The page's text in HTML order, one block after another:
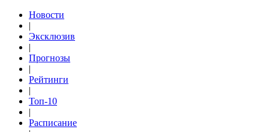
Новости
|
Эксклюзив
|
Прогнозы
|
Рейтинги
|
Топ-10
|
Расписание